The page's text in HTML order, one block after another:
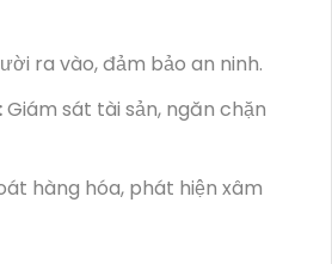
ra vào, đảm bảo an ninh.
Giám sát tài sản, ngăn chặn
hàng hóa, phát hiện xâm